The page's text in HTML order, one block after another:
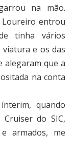
na mão.
Loureiro entrou
tinha vários
e os das
alegaram que a
na conta
quando
do SIC,
armados, me